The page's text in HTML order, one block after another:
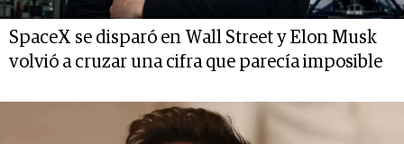
SpaceX se disparó en Wall Street y Elon Musk
volvió a cruzar una cifra que parecía imposible